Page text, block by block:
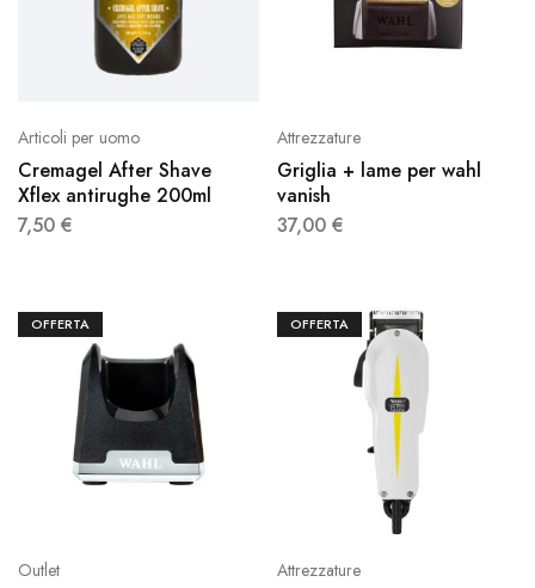
Articoli per uomo
Cremagel After Shave
Xflex antirughe 200ml
7,50 €
Attrezzature
Griglia + lame per wahl
vanish
37,00 €
OFFERTA
Outlet
OFFERTA
Attrezzature